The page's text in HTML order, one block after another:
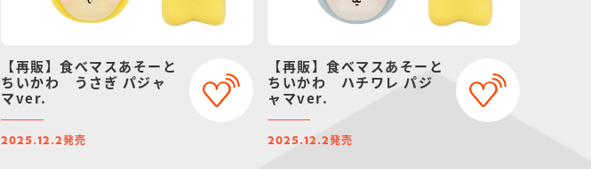
【再販】食べマスあそーと
ちいかわ うさぎ パジャ
マver.
2025.12.2発売
【再販】食べマスあそーと
ちいかわ ハチワレ パジ
ャマver.
2025.12.2発売